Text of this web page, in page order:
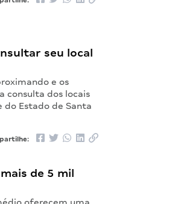
seu local
e os
consulta dos locais
do Estado de Santa
de 5 mil